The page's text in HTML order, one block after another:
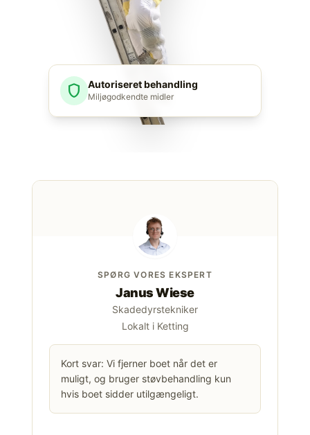
shield Autoriseret behandling
Miljøgodkendte midler
SPØRG VORES EKSPERT
Janus Wiese
Skadedyrstekniker
Lokalt i Ketting
Kort svar: Vi fjerner boet når det er
muligt, og bruger støvbehandling kun
hvis boet sidder utilgængeligt.